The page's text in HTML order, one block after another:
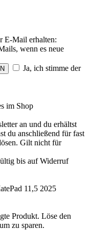
E-Mail erhalten:
wenn es neue
Ja, ich stimme der
im Shop
an und du erhältst
du anschließend für fast
Gilt nicht für
bis auf Widerruf
11,5 2025
Produkt. Löse den
zu sparen.